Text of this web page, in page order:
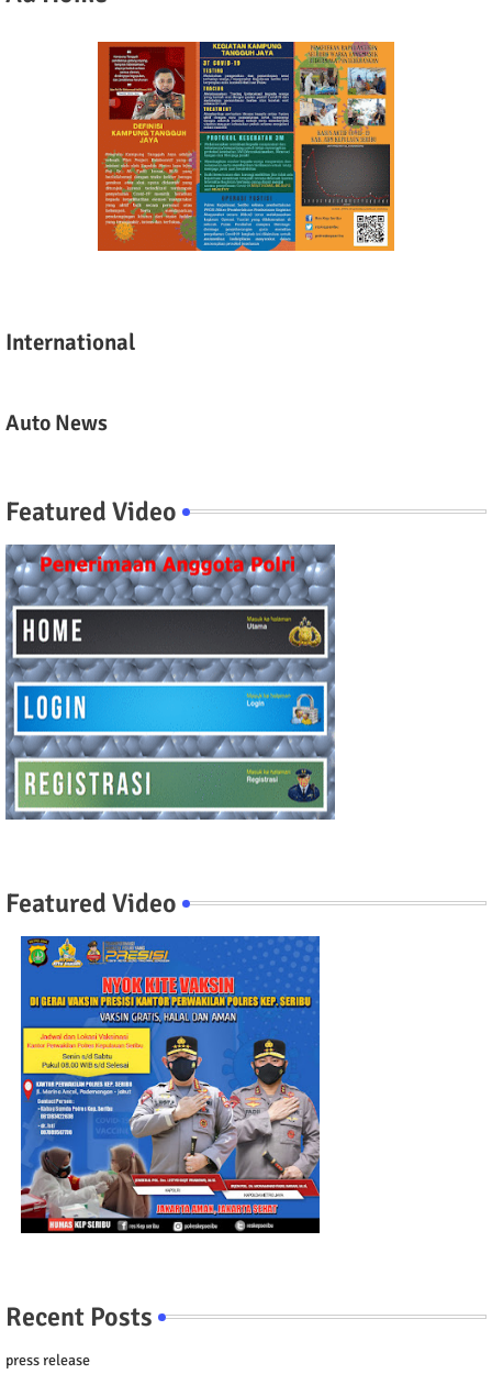
International
Auto News
Featured Video
Featured Video
Recent Posts
press release